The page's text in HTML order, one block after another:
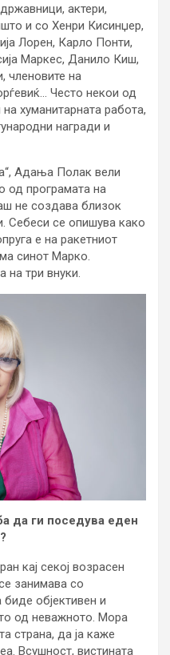
актери,
и со Хенри Кисинџер,
Лорен, Карло Понти,
Маркес, Данило Киш,
членовите на
Често некои од
хуманитарната работа,
награди и
Адања Полак вели
од програмата на
не создава близок
Себеси се опишува како
е на ракетниот
синот Марко.
на три внуки.
да ги поседува еден
кај секој возрасен
занимава со
објективен и
од неважното. Мора
страна, да ја каже
Всушност, вистината